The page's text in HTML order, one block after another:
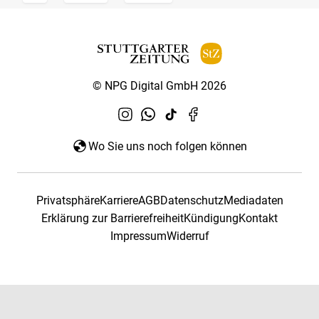
© NPG Digital GmbH 2026
Wo Sie uns noch folgen können
PrivatsphäreKarriereAGBDatenschutzMediadaten
Erklärung zur BarrierefreiheitKündigungKontakt
ImpressumWiderruf